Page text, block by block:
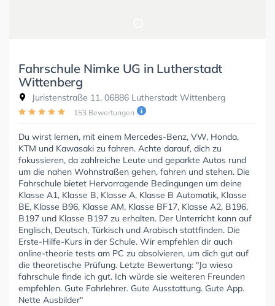
Fahrschule Nimke UG in Lutherstadt
Wittenberg
Juristenstraße 11, 06886 Lutherstadt Wittenberg
153 Bewertungen
Du wirst lernen, mit einem Mercedes-Benz, VW, Honda,
KTM und Kawasaki zu fahren. Achte darauf, dich zu
fokussieren, da zahlreiche Leute und geparkte Autos rund
um die nahen Wohnstraßen gehen, fahren und stehen. Die
Fahrschule bietet Hervorragende Bedingungen um deine
Klasse A1, Klasse B, Klasse A, Klasse B Automatik, Klasse
BE, Klasse B96, Klasse AM, Klasse BF17, Klasse A2, B196,
B197 und Klasse B197 zu erhalten. Der Unterricht kann auf
Englisch, Deutsch, Türkisch und Arabisch stattfinden. Die
Erste-Hilfe-Kurs in der Schule. Wir empfehlen dir auch
online-theorie tests am PC zu absolvieren, um dich gut auf
die theoretische Prüfung. Letzte Bewertung: "Ja wieso
fahrschule finde ich gut. Ich würde sie weiteren Freunden
empfehlen. Gute Fahrlehrer. Gute Ausstattung. Gute App.
Nette Ausbilder"